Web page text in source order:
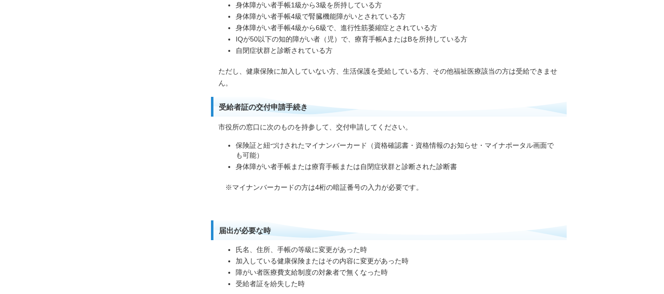
身体障がい者手帳1級から3級を所持している方
身体障がい者手帳4級で腎臓機能障がいとされている方
身体障がい者手帳4級から6級で、進行性筋萎縮症とされている方
IQが50以下の知的障がい者（児）で、療育手帳AまたはBを所持している方
自閉症状群と診断されている方
ただし、健康保険に加入していない方、生活保護を受給している方、その他福祉医療該当の方は受給できませ
ん。
受給者証の交付申請手続き
市役所の窓口に次のものを持参して、交付申請してください。
保険証と紐づけされたマイナンバーカード（資格確認書・資格情報のお知らせ・マイナポータル画面で
も可能）
身体障がい者手帳または療育手帳または自閉症状群と診断された診断書
※マイナンバーカードの方は4桁の暗証番号の入力が必要です。
届出が必要な時
氏名、住所、手帳の等級に変更があった時
加入している健康保険またはその内容に変更があった時
障がい者医療費支給制度の対象者で無くなった時
受給者証を紛失した時